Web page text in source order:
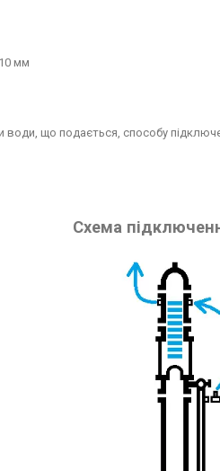
мм
води, що подається, способу
Схема